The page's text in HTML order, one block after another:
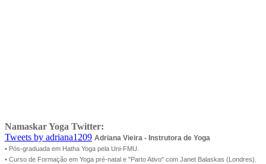
Namaskar Yoga Twitter:
Tweets by adriana1209 Adriana Vieira - Instrutora de Yoga
• Pós-graduada em Hatha Yoga pela Uni-FMU.
• Curso de Formação em Yoga pré-natal e "Parto Ativo" com Janet Balaskas (Londres).